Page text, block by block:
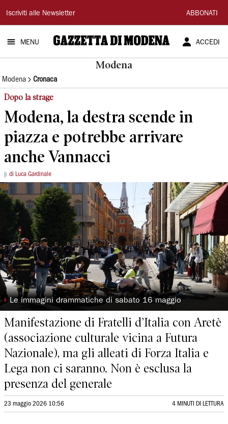
Gazzetta
di
Modena
Iscriviti alle Newsletter ABBONATI
MENU ACCEDI
Modena
Modena Cronaca
Dopo la strage
Modena, la destra scende in
piazza e potrebbe arrivare
anche Vannacci
di Luca Gardinale
◗ Le immagini drammatiche di sabato 16 maggio
Manifestazione di Fratelli d’Italia con Aretè
(associazione culturale vicina a Futura
Nazionale), ma gli alleati di Forza Italia e
Lega non ci saranno. Non è esclusa la
presenza del generale
23 maggio 2026 10:56 4 MINUTI DI LETTURA